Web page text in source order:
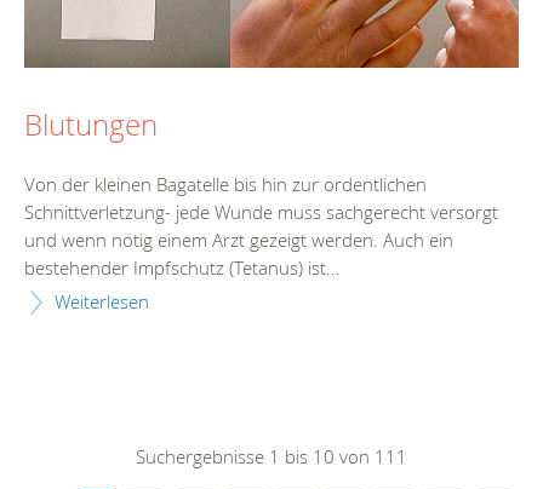
Blutungen
Von der kleinen Bagatelle bis hin zur ordentlichen
Schnittverletzung- jede Wunde muss sachgerecht versorgt
und wenn nötig einem Arzt gezeigt werden. Auch ein
bestehender Impfschutz (Tetanus) ist...
Weiterlesen
Suchergebnisse 1 bis 10 von 111